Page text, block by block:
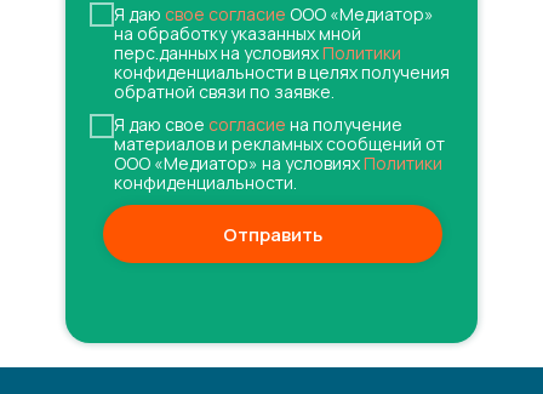
Я даю свое согласие ООО «Медиатор»
на обработку указанных мной
перс.данных на условияхПолитики
конфиденциальности в целях получения
обратной связи по заявке.
Я даю свое согласие на получение
материалов и рекламных сообщений от
ООО «Медиатор» на условияхПолитики
конфиденциальности.
Отправить